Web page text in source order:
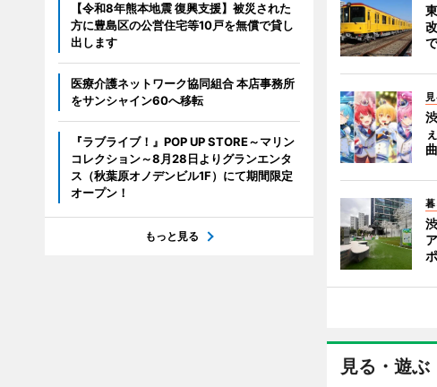
暮
見る・遊ぶ
【令和8年熊本地震 復興支援】被災された
方に豊島区の公営住宅等10戸を無償で貸し
出します
医療介護ネットワーク協同組合 本店事務所
をサンシャイン60へ移転
『ラブライブ！』POP UP STORE～マリン
コレクション～8月28日よりグランエンタ
ス（秋葉原オノデンビル1F）にて期間限定
オープン！
もっと見る